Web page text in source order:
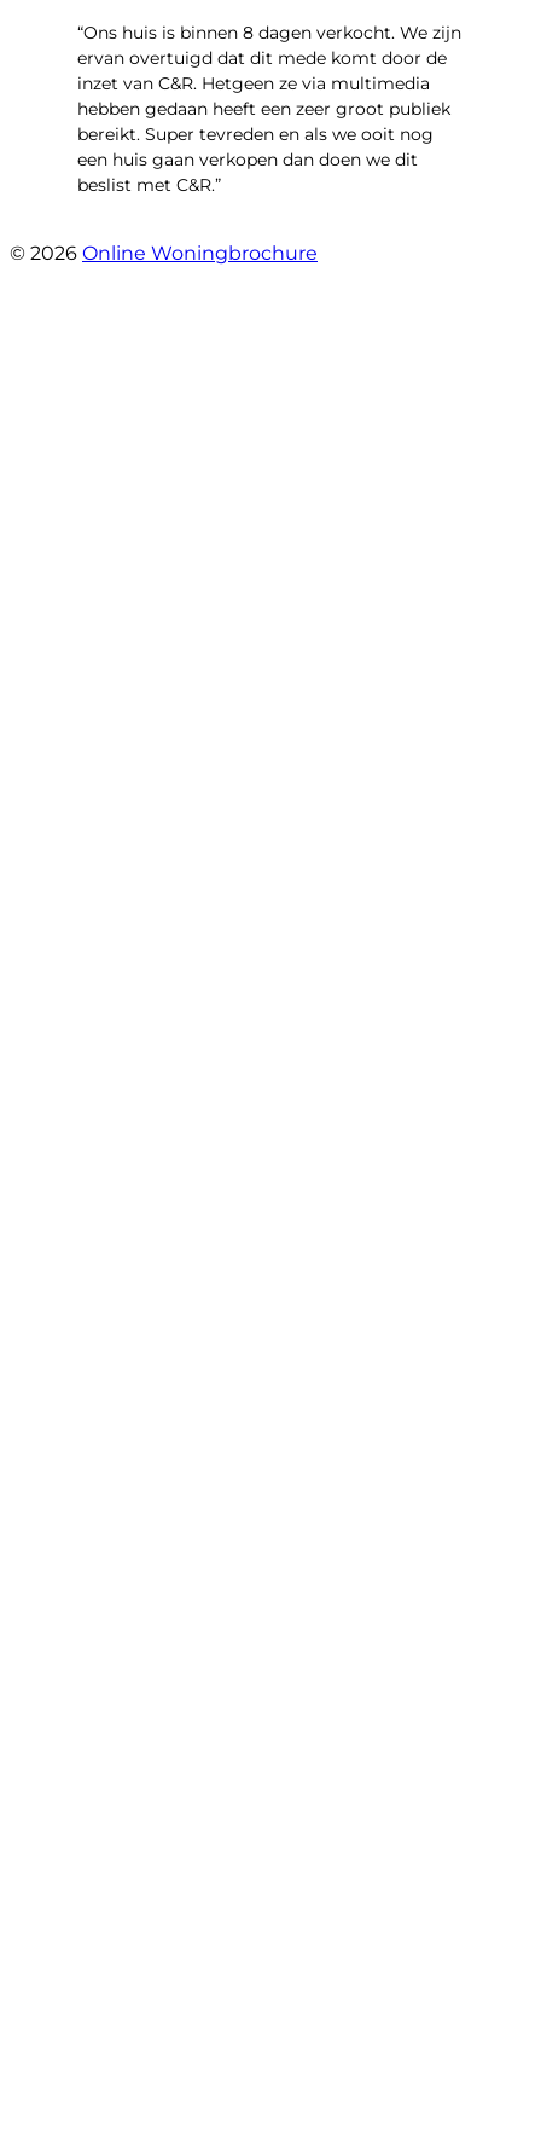
“Ons huis is binnen 8 dagen verkocht. We zijn
ervan overtuigd dat dit mede komt door de
inzet van C&R. Hetgeen ze via multimedia
hebben gedaan heeft een zeer groot publiek
bereikt. Super tevreden en als we ooit nog
een huis gaan verkopen dan doen we dit
beslist met C&R.”
© 2026 Online Woningbrochure